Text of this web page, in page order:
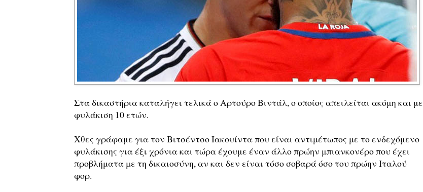
Στα δικαστήρια καταλήγει τελικά ο Αρτούρο Βιντάλ, ο οποίος απειλείται ακόμη και με
φυλάκιση 10 ετών.
Χθες γράφαμε για τον Βιτσέντσο Ιακουίντα που είναι αντιμέτωπος με το ενδεχόμενο
φυλάκισης για έξι χρόνια και τώρα έχουμε έναν άλλο πρώην μπιανκονέρο που έχει
προβλήματα με τη δικαιοσύνη, αν και δεν είναι τόσο σοβαρά όσο του πρώην Ιταλού
φορ.